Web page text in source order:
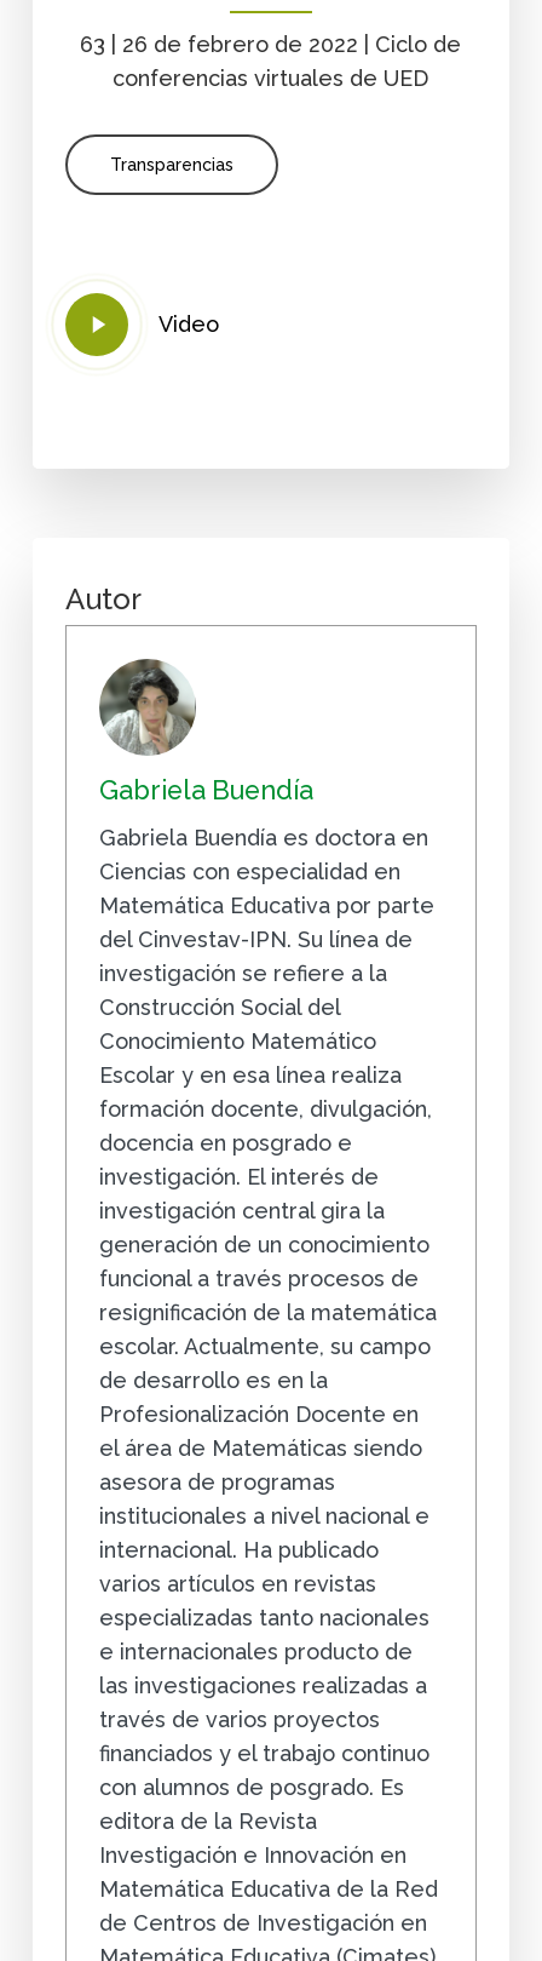
63 | 26 de febrero de 2022 | Ciclo de
conferencias virtuales de UED
Transparencias
Play
Video
Video
Autor
Gabriela Buendía
Gabriela Buendía es doctora en
Ciencias con especialidad en
Matemática Educativa por parte
del Cinvestav-IPN. Su línea de
investigación se refiere a la
Construcción Social del
Conocimiento Matemático
Escolar y en esa línea realiza
formación docente, divulgación,
docencia en posgrado e
investigación. El interés de
investigación central gira la
generación de un conocimiento
funcional a través procesos de
resignificación de la matemática
escolar. Actualmente, su campo
de desarrollo es en la
Profesionalización Docente en
el área de Matemáticas siendo
asesora de programas
institucionales a nivel nacional e
internacional. Ha publicado
varios artículos en revistas
especializadas tanto nacionales
e internacionales producto de
las investigaciones realizadas a
través de varios proyectos
financiados y el trabajo continuo
con alumnos de posgrado. Es
editora de la Revista
Investigación e Innovación en
Matemática Educativa de la Red
de Centros de Investigación en